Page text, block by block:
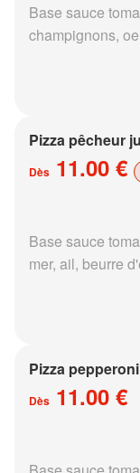
Base sauce
champignons,
Pizza pêcheur
Dès 11.00 €
Base sauce
mer, ail, beurre
Pizza
Dès 11.00 €